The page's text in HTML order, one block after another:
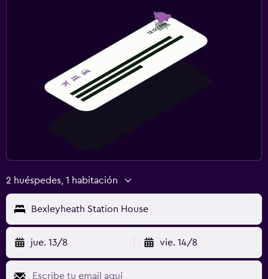
2 huéspedes, 1 habitación
Bexleyheath Station House
jue. 13/8 vie. 14/8